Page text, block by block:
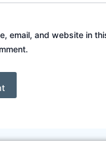
email, and website in